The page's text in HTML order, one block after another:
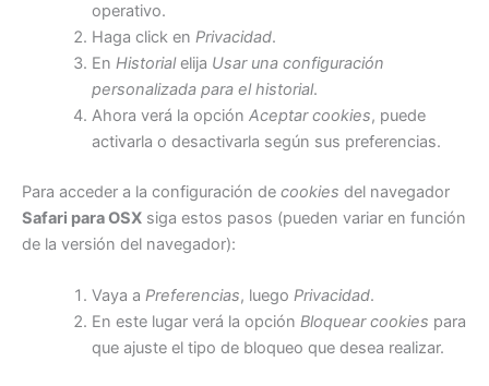
operativo.
Haga click en Privacidad.
En Historialelija Usar una configuración
personalizada para el historial.
Ahora verá la opción Aceptar cookies, puede
activarla o desactivarla según sus preferencias.
Para acceder a la configuración de cookies del navegador
Safari para OSX siga estos pasos (pueden variar en función
de la versión del navegador):
Vaya a Preferencias, luego Privacidad.
En este lugar verá la opción Bloquear cookies para
que ajuste el tipo de bloqueo que desea realizar.